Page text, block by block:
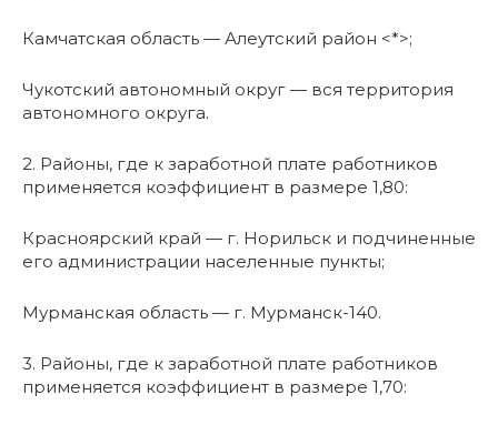
Камчатская область — Алеутский район <*>;
Чукотский автономный округ — вся территория
автономного округа.
2. Районы, где к заработной плате работников
применяется коэффициент в размере 1,80:
Красноярский край — г. Норильск и подчиненные
его администрации населенные пункты;
Мурманская область — г. Мурманск-140.
3. Районы, где к заработной плате работников
применяется коэффициент в размере 1,70: